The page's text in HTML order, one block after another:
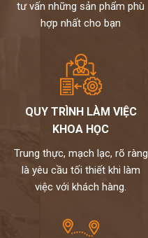
tư vấn những sản phẩm phù
hợp nhất cho bạn
QUY TRÌNH LÀM VIỆC
KHOA HỌC
Trung thực, mạch lạc, rõ ràng
là yêu cầu tối thiết khi làm
việc với khách hàng.